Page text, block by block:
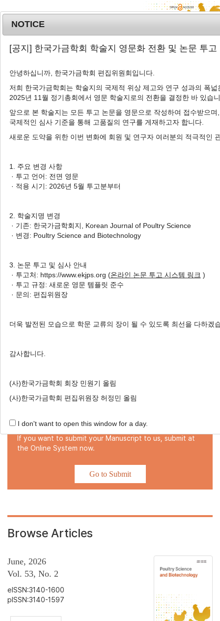
T
o
e
n
a
MENU
Advanced Search List
Author: Yoo-soung Yang
1 Articles are founded.
육계 사료 내 항생제 대체제로서 장내 미생물 조절제 연
구동향
양유성, 양진모, 송동철, 전경호, 김혁, 유효현, 조진호
Korean J. Poult. Sci. 2025;52(4):343-355.
https://doi.org/10.5536/KJPS.2025.52.4.343
Online Submission
Submit a New Manuscript!
If you want to submit your Manuscript to us, submit at
the Online System now.
Go to Submit
Browse Articles
June, 2026
Vol. 53, No. 2
eISSN:3140-1600
pISSN:3140-1597
NOTICE
[공지] 한국가금학회 학술지 영문화 전환 및 논문 투고
안녕하십니까, 한국가금학회 편집위원회입니다.
저희 한국가금학회는 학술지의 국제적 위상 제고와 연구 성과의 폭넓
2025년 11월 정기총회에서 영문 학술지로의 전환을 결정한 바 있습
앞으로 본 학술지는 모든 투고 논문을 영문으로 작성하여 접수받으며,
국제적인 심사 기준을 통해 고품질의 연구를 게재하고자 합니다.
새로운 도약을 위한 이번 변화에 회원 및 연구자 여러분의 적극적인
1. 주요 변경 사항
· 투고 언어: 전면 영문
· 적용 시기: 2026년 5월 투고분부터
2. 학술지명 변경
· 기존: 한국가금학회지, Korean Journal of Poultry Science
· 변경: Poultry Science and Biotechnology
3. 논문 투고 및 심사 안내
· 투고처: https://www.ekjps.org (온라인 논문 투고 시스템 링크 )
· 투고 규정: 새로운 영문 템플릿 준수
· 문의: 편집위원장
더욱 발전된 모습으로 학문 교류의 장이 될 수 있도록 최선을 다하겠
감사합니다.
(사)한국가금학회 회장 민원기 올림
(사)한국가금학회 편집위원장 허정민 올림
I don't want to open this window for a day.